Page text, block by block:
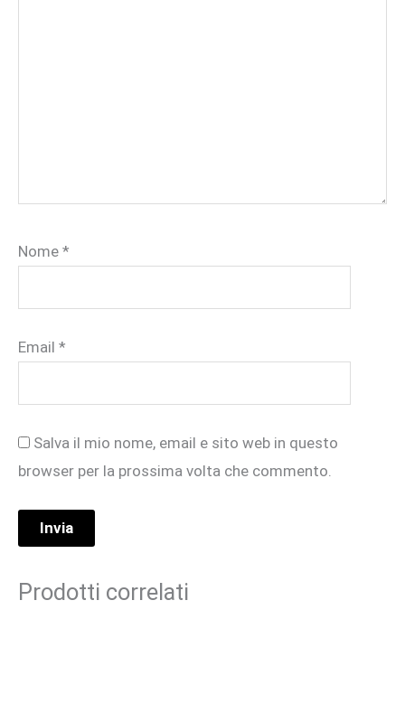
Nome *
Email *
Salva il mio nome, email e sito web in questo
browser per la prossima volta che commento.
Prodotti correlati